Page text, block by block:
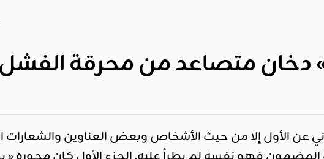
» دخان متصاعد من محرقة الفشل
عن الأول إلا من حيث الأشخاص وبعض العناوين